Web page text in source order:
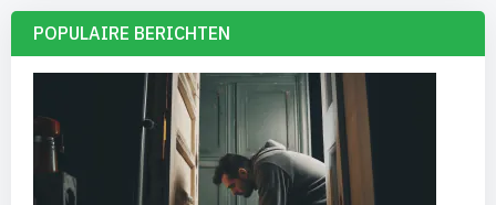
POPULAIRE BERICHTEN